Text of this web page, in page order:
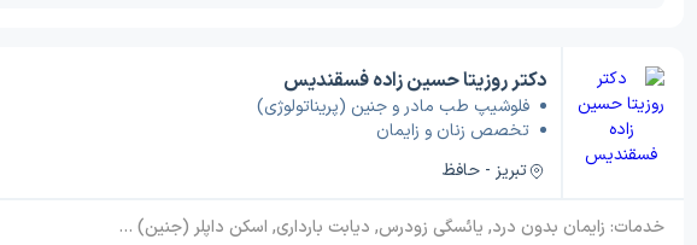
دکتر روزیتا حسین زاده فسقندیس
فلوشیپ طب مادر و جنین (پریناتولوژی)
تخصص زنان و زایمان
تبریز - حافظ
خدمات: زایمان بدون درد, یائسگی زودرس, دیابت بارداری, اسکن داپلر (جنین) در بارداری, چکاپ بارداری, واژینیسموس, هیسترکتومی (عمل برداشتن رحم), بیوپسی دهانه رحم, بستن لوله های زنانه (توبکتومی), تنبلی تخمدان (پلی کیستیک), قرار دادن آی یو دی (IUD), افتادگی واژن, تعیین جنسیت, خونریزی رحم, سزارین, قاعدگی (پریود), سرطان زنان, افتادگی رحم, آندومتریوز, اسکن NT (اسکن شفافیت نوکال), کیست تخمدان, سرطان رحم, لاپاراسکوپی فیبروم رحم, پاپ اسمیر, جراحی میوم, اسکن لگن, سینه, عفونت واژن, آی یو آی (IUI), D&C (اتساع و کورتاژ)